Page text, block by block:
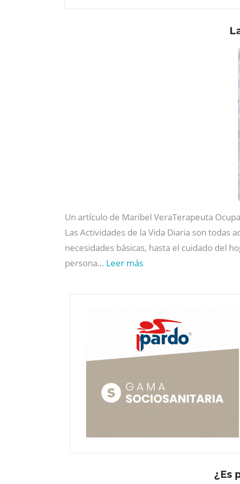
Un artículo de Maribel VeraTerapeuta
Las Actividades de la Vida Diaria son todas
necesidades básicas, hasta el cuidado del
persona… Leer más
¿Es